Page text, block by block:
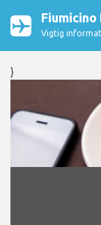
Vigtig
}